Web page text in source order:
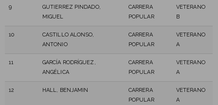
9
GUTIERREZ PINDADO,
MIGUEL
CARRERA
POPULAR
VETERANO
B
10
CASTILLO ALONSO,
ANTONIO
CARRERA
POPULAR
VETERANO
A
11
GARCÍA RODRÍGUEZ,
ANGÉLICA
CARRERA
POPULAR
VETERANO
A
12 HALL, BENJAMIN
CARRERA
POPULAR
VETERANO
A